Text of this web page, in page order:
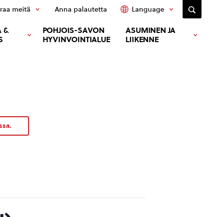
&
POHJOIS-SAVON
HYVINVOINTIALUE
ASUMINEN JA
LIIKENNE
meitä Anna palautetta Language